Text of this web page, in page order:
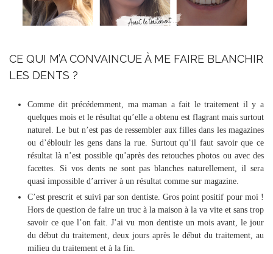
CE QUI M’A CONVAINCUE À ME FAIRE BLANCHIR
LES DENTS ?
Comme dit précédemment, ma maman a fait le traitement il y a
quelques mois et le résultat qu’elle a obtenu est flagrant mais surtout
naturel. Le but n’est pas de ressembler aux filles dans les magazines
ou d’éblouir les gens dans la rue. Surtout qu’il faut savoir que ce
résultat là n’est possible qu’après des retouches photos ou avec des
facettes. Si vos dents ne sont pas blanches naturellement, il sera
quasi impossible d’arriver à un résultat comme sur magazine.
C’est prescrit et suivi par son dentiste. Gros point positif pour moi !
Hors de question de faire un truc à la maison à la va vite et sans trop
savoir ce que l’on fait. J’ai vu mon dentiste un mois avant, le jour
du début du traitement, deux jours après le début du traitement, au
milieu du traitement et à la fin.